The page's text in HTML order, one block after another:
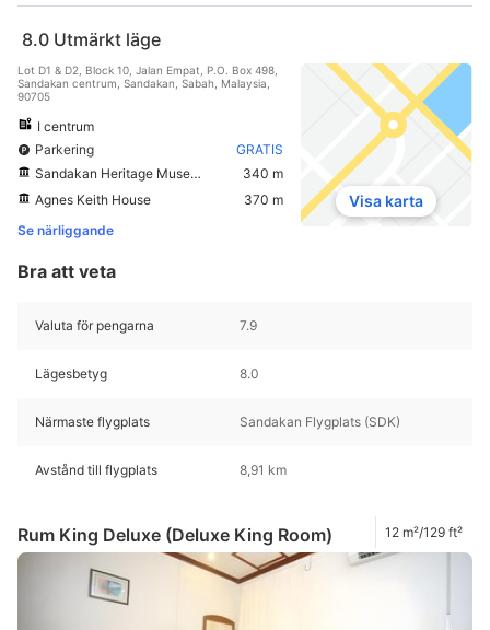
8.0 Utmärkt läge
Lot D1 & D2, Block 10, Jalan Empat, P.O. Box 498,
Sandakan centrum, Sandakan, Sabah, Malaysia,
90705
I centrum
Parkering
GRATIS
Sandakan Heritage Museum
340 m
Agnes Keith House
370 m
Se närliggande
Visa karta
Bra att veta
Valuta för pengarna 7.9
Lägesbetyg 8.0
Närmaste flygplats Sandakan Flygplats (SDK)
Avstånd till flygplats 8,91 km
Rum King Deluxe (Deluxe King Room) 12 m²/129 ft²